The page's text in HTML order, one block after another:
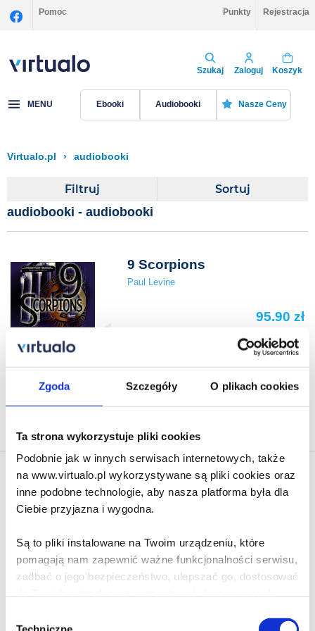
Zgoda Szczegóły O plikach cookies
Ta strona wykorzystuje pliki cookies
Podobnie jak w innych serwisach internetowych, także
na www.virtualo.pl wykorzystywane są pliki cookies oraz
inne podobne technologie, aby nasza platforma była dla
Ciebie przyjazna i wygodna.
Są to pliki instalowane na Twoim urządzeniu, które
pomagają nam zapewnić ważne funkcjonalności serwisu,
zadbać o jego bezpieczeństwo, ulepszać go, dostosować
Pomoc Punkty Rejestracja
Szukaj Zaloguj Koszyk
MENU Ebooki Audiobooki Nasze Ceny
Virtualo.pl › audiobooki
Filtruj Sortuj
audiobooki - audiobooki
9 Scorpions
Paul Levine
95.90 zł
Na prezent
Na stronie 40
Newsletter - rabat 10%
Klikając ZAPISZ SIĘ, zgadzasz się na otrzymywanie informacji
marketingowych dotyczących virtualo.pl oraz partnerów biznesowych
Zgodę można wycofać w każdym czasie w sposób określony w
Polityce Prywatności .
Wycofanie zgody nie wpływa na zgodność z prawem przetwarzania
Zapisz się